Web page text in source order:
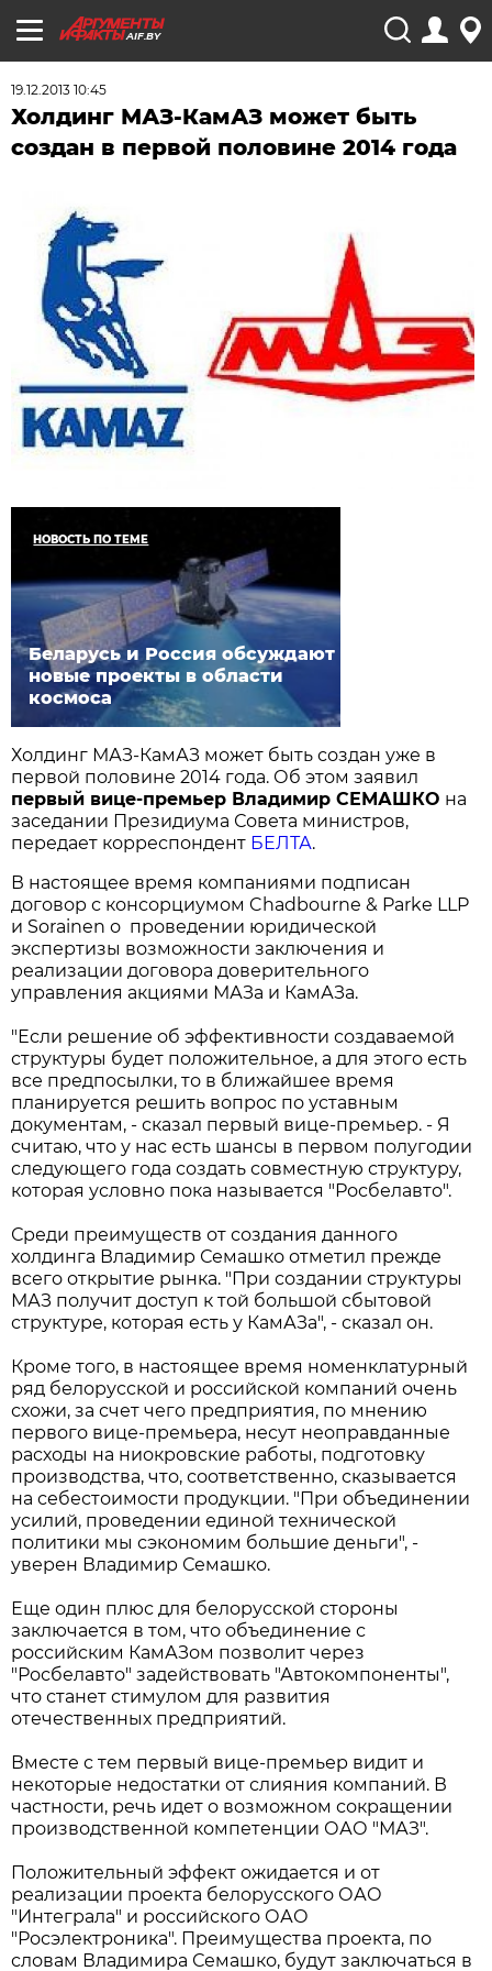
AIF.BY
19.12.2013 10:45
Холдинг МАЗ-КамАЗ может быть
создан в первой половине 2014 года
НОВОСТЬ ПО ТЕМЕ
Беларусь и Россия обсуждают
новые проекты в области
космоса
Холдинг МАЗ-КамАЗ может быть создан уже в
первой половине 2014 года. Об этом заявил
первый вице-премьер Владимир СЕМАШКО на
заседании Президиума Совета министров,
передает корреспондент БЕЛТА.
В настоящее время компаниями подписан
договор с консорциумом Chadbourne & Parke LLP
и Sorainen о проведении юридической
экспертизы возможности заключения и
реализации договора доверительного
управления акциями МАЗа и КамАЗа.
"Если решение об эффективности создаваемой
структуры будет положительное, а для этого есть
все предпосылки, то в ближайшее время
планируется решить вопрос по уставным
документам, - сказал первый вице-премьер. - Я
считаю, что у нас есть шансы в первом полугодии
следующего года создать совместную структуру,
которая условно пока называется "Росбелавто".
Среди преимуществ от создания данного
холдинга Владимир Семашко отметил прежде
всего открытие рынка. "При создании структуры
МАЗ получит доступ к той большой сбытовой
структуре, которая есть у КамАЗа", - сказал он.
Кроме того, в настоящее время номенклатурный
ряд белорусской и российской компаний очень
схожи, за счет чего предприятия, по мнению
первого вице-премьера, несут неоправданные
расходы на ниокровские работы, подготовку
производства, что, соответственно, сказывается
на себестоимости продукции. "При объединении
усилий, проведении единой технической
политики мы сэкономим большие деньги", -
уверен Владимир Семашко.
Еще один плюс для белорусской стороны
заключается в том, что объединение с
российским КамАЗом позволит через
"Росбелавто" задействовать "Автокомпоненты",
что станет стимулом для развития
отечественных предприятий.
Вместе с тем первый вице-премьер видит и
некоторые недостатки от слияния компаний. В
частности, речь идет о возможном сокращении
производственной компетенции ОАО "МАЗ".
Положительный эффект ожидается и от
реализации проекта белорусского ОАО
"Интеграла" и российского ОАО
"Росэлектроника". Преимущества проекта, по
словам Владимира Семашко, будут заключаться в